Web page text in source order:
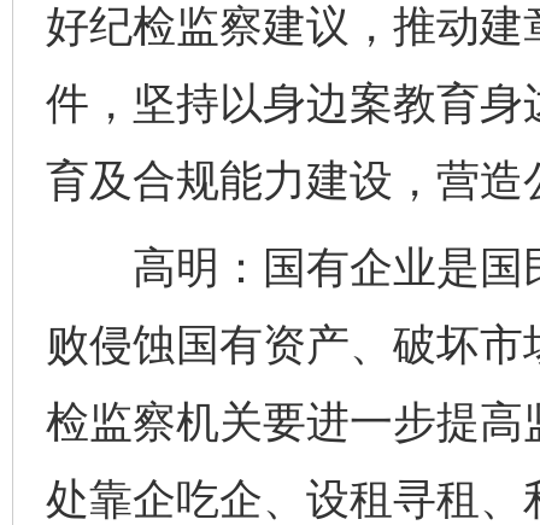
好纪检监察建议，推动
件，坚持以身边案教育
育及合规能力建设，营
高明：国有企业是国
败侵蚀国有资产、破坏
检监察机关要进一步提
处靠企吃企、设租寻租